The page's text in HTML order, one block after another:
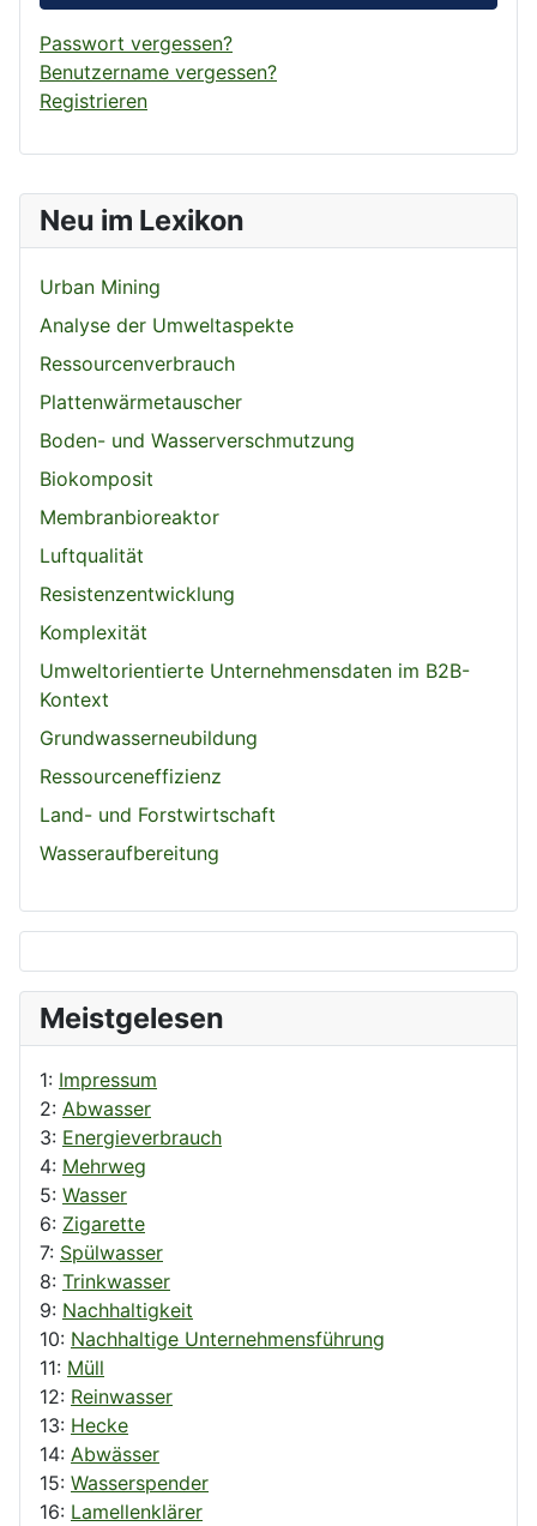
Neu im Lexikon
Urban Mining
Analyse der Umweltaspekte
Ressourcenverbrauch
Plattenwärmetauscher
Boden- und Wasserverschmutzung
Biokomposit
Membranbioreaktor
Luftqualität
Resistenzentwicklung
Komplexität
Umweltorientierte Unternehmensdaten im B2B-
Kontext
Grundwasserneubildung
Ressourceneffizienz
Land- und Forstwirtschaft
Wasseraufbereitung
Meistgelesen
1: Impressum
2: Abwasser
3: Energieverbrauch
4: Mehrweg
5: Wasser
6: Zigarette
7: Spülwasser
8: Trinkwasser
9: Nachhaltigkeit
10: Nachhaltige Unternehmensführung
11: Müll
12: Reinwasser
13: Hecke
14: Abwässer
15: Wasserspender
16: Lamellenklärer
Passwort vergessen?
Benutzername vergessen?
Registrieren